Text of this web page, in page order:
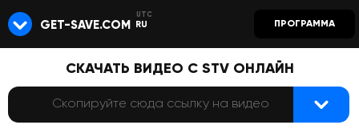
GET-SAVE.COM RU ПРОГРАММА
СКАЧАТЬ ВИДЕО С STV ОНЛАЙН